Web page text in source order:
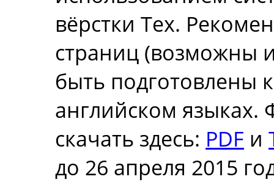
вёрстки Tex.
страниц (возможны
быть подготовлены
английском
скачать здесь: PDF и
до 26 апреля 2015